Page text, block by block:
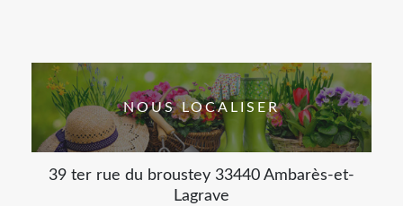
NOUS LOCALISER
39 ter rue du broustey 33440 Ambarès-et-
Lagrave